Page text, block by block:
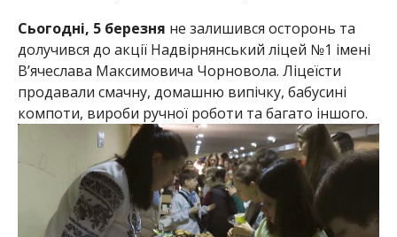
Сьогодні, 5 березня не залишився осторонь та
долучився до акції Надвірнянський ліцей №1 імені
В’ячеслава Максимовича Чорновола. Ліцеїсти
продавали смачну, домашню випічку, бабусині
компоти, вироби ручної роботи та багато іншого.